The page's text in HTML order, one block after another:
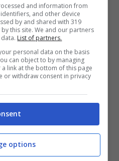
di ricevere un
al Pac di non
anche in caso
con il
ammontano a:
euro.Il danno
residua del PAC
and information from
and other device
by and shared with 319
this site. We and our partners
List of partners.
personal data on the basis
can object to by managing
link at the bottom of this page
or withdraw consent in privacy
options